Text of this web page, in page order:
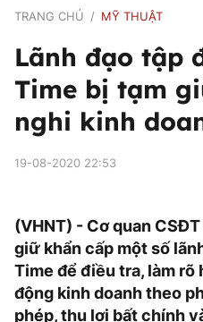
TRANG CHỦ MỸ THUẬT
Lãnh đạo tập
Time bị tạm
nghi kinh
19-08-2020 22:53
(VHNT) - Cơ quan
giữ khẩn cấp một số
Time để điều tra, làm
động kinh doanh theo
phép, thu lợi bất chính